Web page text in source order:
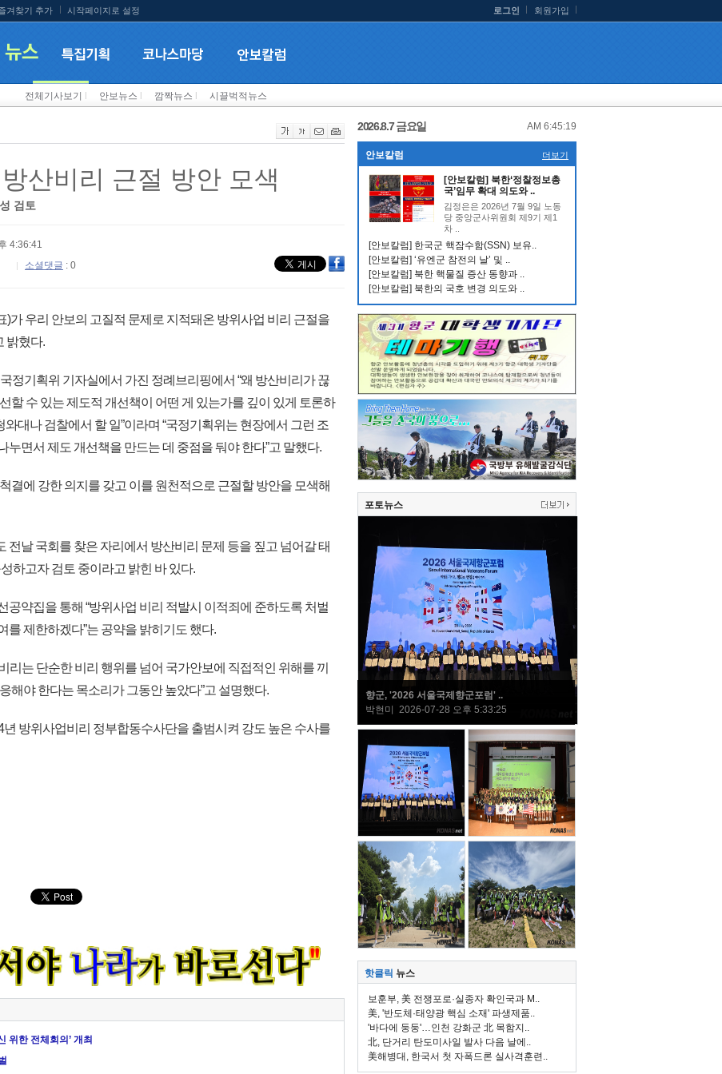
겨찾기 추가 시작페이지로 설정 로그인 회원가입
전체기사보기 안보뉴스 깜짝뉴스 시끌벅적뉴스
산비리 근절 방안 모색
검토
4:36:41
소셜댓글 : 0
가 우리 안보의 고질적 문제로 지적돼온 방위사업 비리 근절을
밝혔다.
정기획위 기자실에서 가진 정례브리핑에서 “왜 방산비리가 끊
할 수 있는 제도적 개선책이 어떤 게 있는가를 깊이 있게 토론하
와대나 검찰에서 할 일”이라며 “국정기획위는 현장에서 그런 조
누면서 제도 개선책을 만드는 데 중점을 둬야 한다”고 말했다.
결에 강한 의지를 갖고 이를 원천적으로 근절할 방안을 모색해
전날 국회를 찾은 자리에서 방산비리 문제 등을 짚고 넘어갈 태
하고자 검토 중이라고 밝힌 바 있다.
공약집을 통해 “방위사업 비리 적발시 이적죄에 준하도록 처벌
를 제한하겠다”는 공약을 밝히기도 했다.
리는 단순한 비리 행위를 넘어 국가안보에 직접적인 위해를 끼
해야 한다는 목소리가 그동안 높았다”고 설명했다.
년 방위사업비리 정부합동수사단을 출범시켜 강도 높은 수사를
위한 전체회의’ 개최
2026.8.7 금요일 AM 6:45:19
안보칼럼 더보기
[안보칼럼] 북한‘정찰정보총
국’임무 확대 의도와 ..
김정은은 2026년 7월 9일 노동
당 중앙군사위원회 제9기 제1
차 ..
[안보칼럼] 한국군 핵잠수함(SSN) 보유..
[안보칼럼] ‘유엔군 참전의 날’ 및 ..
[안보칼럼] 북한 핵물질 증산 동향과 ..
[안보칼럼] 북한의 국호 변경 의도와 ..
포토뉴스
향군, '2026 서울국제향군포럼' ..
박현미 2026-07-28 오후 5:33:25
핫클릭 뉴스
보훈부, 美 전쟁포로·실종자 확인국과 M..
美, '반도체·태양광 핵심 소재' 파생제품..
'바다에 둥둥'…인천 강화군 北 목함지..
北, 단거리 탄도미사일 발사 다음 날에..
美해병대, 한국서 첫 자폭드론 실사격훈련..